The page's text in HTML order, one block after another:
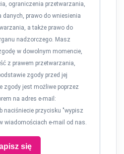
ograniczenia przetwarzania,
danych, prawo do wniesienia
a także prawo do
nadzorczego. Masz
w dowolnym momencie,
z prawem przetwarzania,
zgody przed jej
zgody jest możliwe poprzez
na adres e-mail:
naciśniecie przycisku "wypisz
wiadomościach e-mail od nas.
się